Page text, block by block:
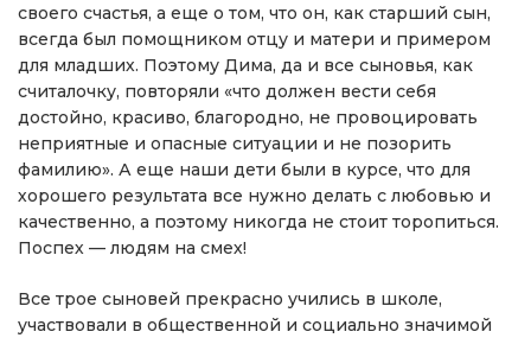
своего счастья, а еще о том, что он, как старший сын,
всегда был помощником отцу и матери и примером
для младших. Поэтому Дима, да и все сыновья, как
считалочку, повторяли «что должен вести себя
достойно, красиво, благородно, не провоцировать
неприятные и опасные ситуации и не позорить
фамилию». А еще наши дети были в курсе, что для
хорошего результата все нужно делать с любовью и
качественно, а поэтому никогда не стоит торопиться.
Поспех — людям на смех!
Все трое сыновей прекрасно учились в школе,
участвовали в общественной и социально значимой